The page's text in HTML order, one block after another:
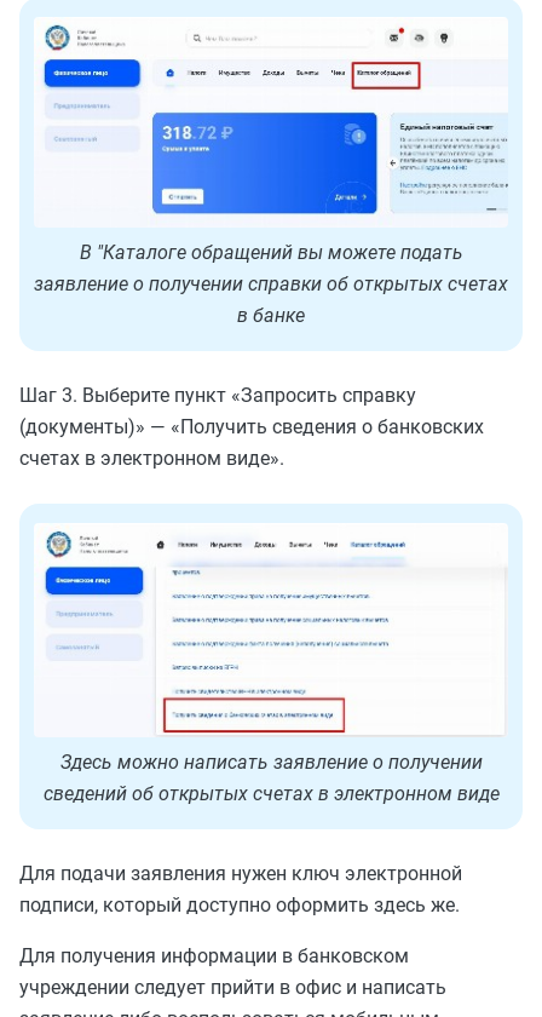
В "Каталоге обращений вы можете подать
заявление о получении справки об открытых счетах
в банке
Шаг 3. Выберите пункт «Запросить справку
(документы)» — «Получить сведения о банковских
счетах в электронном виде».
Здесь можно написать заявление о получении
сведений об открытых счетах в электронном виде
Для подачи заявления нужен ключ электронной
подписи, который доступно оформить здесь же.
Для получения информации в банковском
учреждении следует прийти в офис и написать